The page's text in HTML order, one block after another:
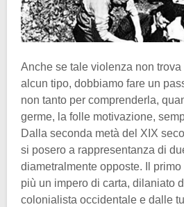
Anche se tale violenza non
alcun tipo, dobbiamo fare un
non tanto per comprenderla,
germe, la folle motivazione,
Dalla seconda metà del XIX
si posero a rappresentanza di
diametralmente opposte. Il
più un impero di carta, dilaniato
colonialista occidentale e dalle